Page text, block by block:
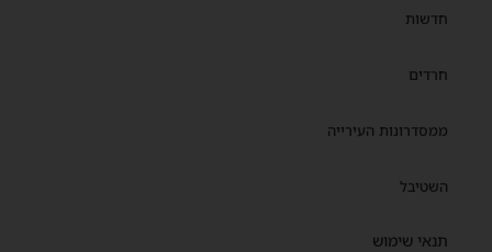
חדשות
חרדים
ממסדרונות העירייה
השטיבל
תנאי שימוש